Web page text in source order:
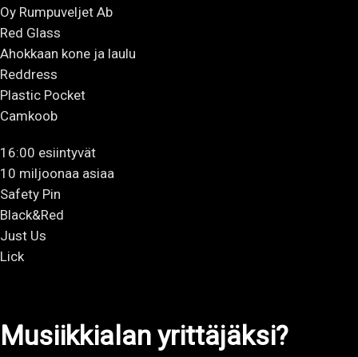
Oy Rumpuveljet Ab
Red Glass
Ahokkaan kone ja laulu
Reddress
Plastic Pocket
Camkoob
16:00 esiintyvät
10 miljoonaa asiaa
Safety Pin
Black&Red
Just Us
Lick
Musiikkialan yrittäjäksi?